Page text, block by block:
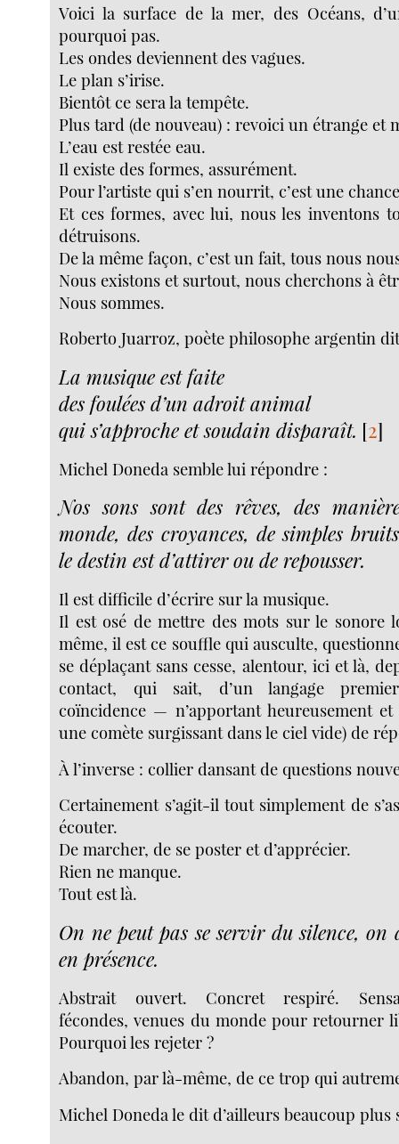
Voici la surface de la mer, des Océans,
pourquoi pas.
Les ondes deviennent des vagues.
Le plan s’irise.
Bientôt ce sera la tempête.
Plus tard (de nouveau) : revoici un étrange et
L’eau est restée eau.
Il existe des formes, assurément.
Pour l’artiste qui s’en nourrit, c’est une
Et ces formes, avec lui, nous les inventons
détruisons.
De la même façon, c’est un fait, tous nous
Nous existons et surtout, nous cherchons à
Nous sommes.
Roberto Juarroz, poète philosophe argentin
La musique est faite
des foulées d’un adroit animal
qui s’approche et soudain disparaît. [2]
Michel Doneda semble lui répondre :
Nos sons sont des rêves, des
monde, des croyances, de simples
le destin est d’attirer ou de repousser.
Il est difficile d’écrire sur la musique.
Il est osé de mettre des mots sur le sonore
même, il est ce souffle qui ausculte,
se déplaçant sans cesse, alentour, ici et là,
contact, qui sait, d’un langage
coïncidence — n’apportant heureusement
une comète surgissant dans le ciel vide) de
À l’inverse : collier dansant de questions
Certainement s’agit-il tout simplement de
écouter.
De marcher, de se poster et d’apprécier.
Rien ne manque.
Tout est là.
On ne peut pas se servir du silence,
en présence.
Abstrait ouvert. Concret respiré.
fécondes, venues du monde pour retourner
Pourquoi les rejeter ?
Abandon, par là-même, de ce trop qui
Michel Doneda le dit d’ailleurs beaucoup plus